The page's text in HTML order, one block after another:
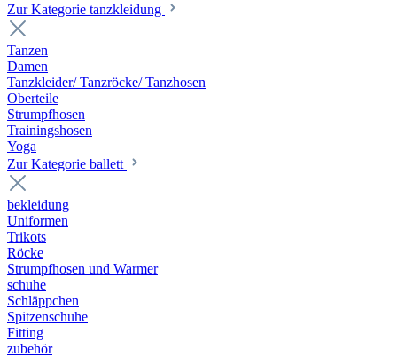
Zur Kategorie tanzkleidung
Tanzen
Damen
Tanzkleider/ Tanzröcke/ Tanzhosen
Oberteile
Strumpfhosen
Trainingshosen
Yoga
Zur Kategorie ballett
bekleidung
Uniformen
Trikots
Röcke
Strumpfhosen und Warmer
schuhe
Schläppchen
Spitzenschuhe
Fitting
zubehör